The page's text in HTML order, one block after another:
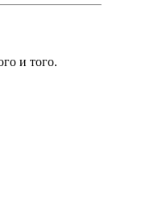
и того.